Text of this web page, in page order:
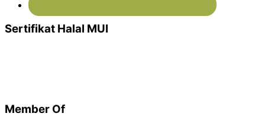
Sertifikat Halal MUI
Member Of